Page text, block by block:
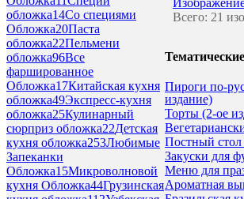
обложка14Со специями
Обложка20Паста
обложка22Пельмени
обложка96Все
фаршированное
Обложка17Китайская кухня
обложка49Экспресс-кухня
обложка25Кулинарный
сюрприз обложка22Детская
кухня обложка253Любимые
Запеканки
Обложка15Микроволновой
кухня Обложка44Грузинская
Всего: 21
Пироги по-
издание)
Торты (2-ое
Постный стол
Закуски для
Меню для
Ароматная